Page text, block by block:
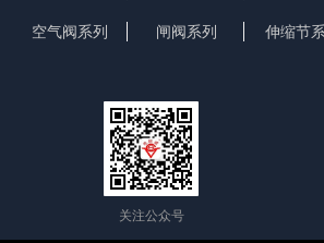
空气阀系列 闸阀系列 伸缩节
关注公众号